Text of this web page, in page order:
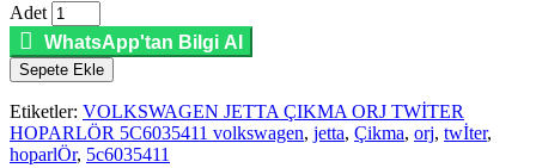
Adet
WhatsApp'tan Bilgi Al
Sepete Ekle
Etiketler: VOLKSWAGEN JETTA ÇIKMA ORJ TWİTER
HOPARLÖR 5C6035411 volkswagen, jetta, Çikma, orj, twİter,
hoparlÖr, 5c6035411